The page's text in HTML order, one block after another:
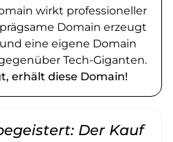
wirkt professioneller
Domain erzeugt
eine eigene Domain
Tech-Giganten.
erhält diese Domain!
Der Kauf